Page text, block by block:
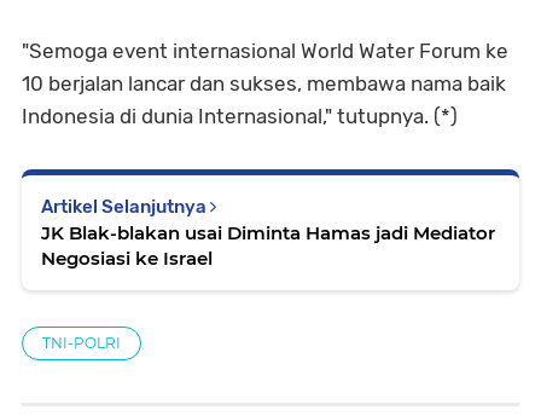
"Semoga event internasional World Water Forum ke
10 berjalan lancar dan sukses, membawa nama baik
Indonesia di dunia Internasional," tutupnya. (*)
Artikel Selanjutnya
JK Blak-blakan usai Diminta Hamas jadi Mediator
Negosiasi ke Israel
TNI-POLRI